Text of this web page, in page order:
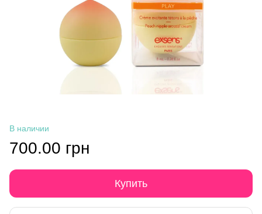
В наличии
700.00 грн
Купить